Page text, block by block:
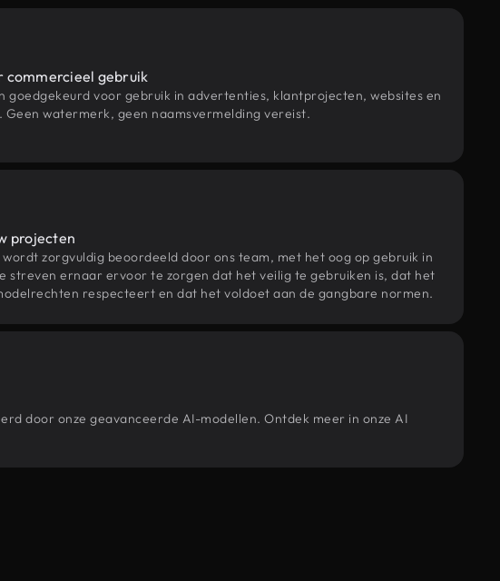
commercieel gebruik
goedgekeurd voor gebruik in advertenties, klantprojecten, websites en
Geen watermerk, geen naamsvermelding vereist.
projecten
zorgvuldig beoordeeld door ons team, met het oog op gebruik in
streven ernaar ervoor te zorgen dat het veilig te gebruiken is, dat het
respecteert en dat het voldoet aan de gangbare normen.
door onze geavanceerde AI-modellen. Ontdek meer in onze AI